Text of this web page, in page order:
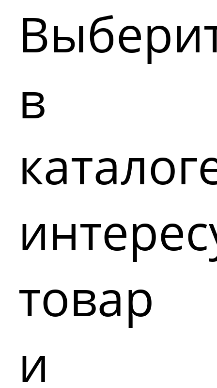
в
товар
и